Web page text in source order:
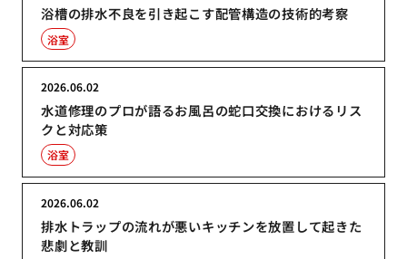
浴槽の排水不良を引き起こす配管構造の技術的考察
浴室
水道修理のプロが語るお風呂の蛇口交換におけるリス
クと対応策
2026.06.02
浴室
排水トラップの流れが悪いキッチンを放置して起きた
悲劇と教訓
2026.06.02